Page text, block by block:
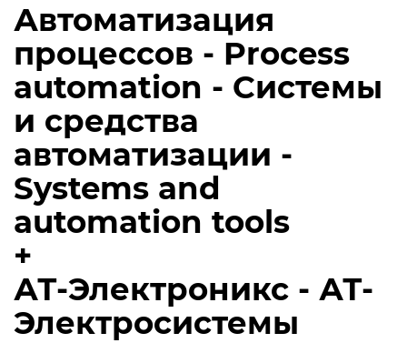
Автоматизация
процессов - Process
automation - Системы
и средства
автоматизации -
Systems and
automation tools
+
АТ-Электроникс - АТ-
Электросистемы